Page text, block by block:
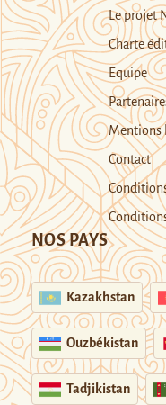
Le projet
Charte
Equipe
Mentions
Contact
NOS PAYS
Kazakhstan
Ouzbékistan
Tadjikistan